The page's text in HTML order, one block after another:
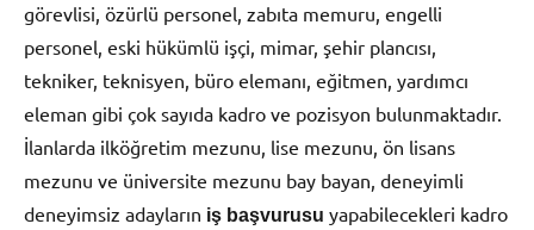
görevlisi, özürlü personel, zabıta memuru, engelli
personel, eski hükümlü işçi, mimar, şehir plancısı,
tekniker, teknisyen, büro elemanı, eğitmen, yardımcı
eleman gibi çok sayıda kadro ve pozisyon bulunmaktadır.
İlanlarda ilköğretim mezunu, lise mezunu, ön lisans
mezunu ve üniversite mezunu bay bayan, deneyimli
deneyimsiz adayların iş başvurusu yapabilecekleri kadro